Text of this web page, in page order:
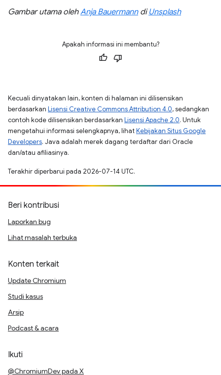
Gambar utama olehAnja BauermanndiUnsplash
Apakah informasi ini membantu?
Kecuali dinyatakan lain, konten di halaman ini dilisensikan
berdasarkan Lisensi Creative Commons Attribution 4.0, sedangkan
contoh kode dilisensikan berdasarkan Lisensi Apache 2.0. Untuk
mengetahui informasi selengkapnya, lihatKebijakan Situs Google
Developers. Java adalah merek dagang terdaftar dari Oracle
dan/atau afiliasinya.
Terakhir diperbarui pada 2026-07-14 UTC.
Beri kontribusi
Laporkan bug
Lihat masalah terbuka
Konten terkait
Update Chromium
Studi kasus
Arsip
Podcast & acara
Ikuti
@ChromiumDev pada X